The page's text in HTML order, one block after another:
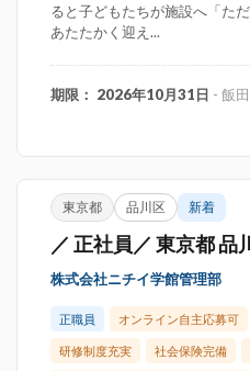
ると子どもたちが施設へ「た
あたたかく迎え...
期限： 2026年10月31日 - 飯
東京都 品川区 新着
／ 正社員／ 東京都 品
株式会社ニチイ学館管理部
正職員 オンライン自主応募可
研修制度充実 社会保険完備